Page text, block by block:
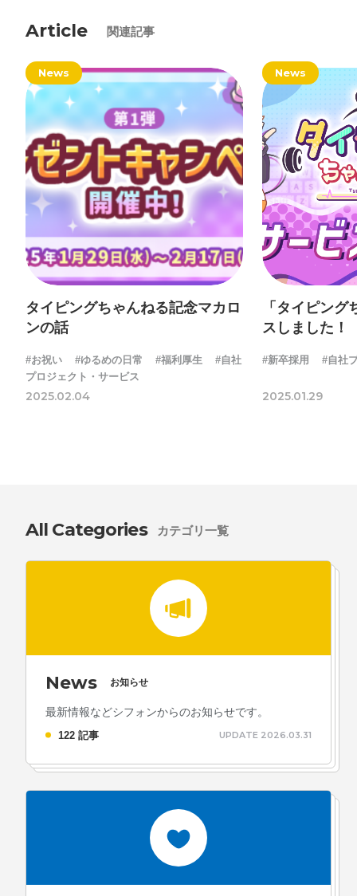
Article 関連記事
News
タイピングちゃんねる記念マカロ
ンの話
#お祝い #ゆるめの日常 #福利厚生
#自社
プロジェクト・サービス
2025.02.04
News
「タイピン
スしました！
#新卒採用 #自社
2025.01.29
All Categories カテゴリ一覧
News お知らせ
最新情報などシフォンからのお知らせです。
122 記事 UPDATE 2026.03.31